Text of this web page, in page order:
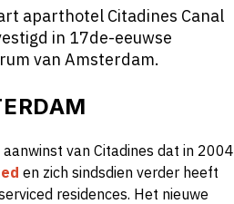
aparthotel Citadines Canal
in 17de-eeuwse
van Amsterdam.
van Citadines dat in 2004
en zich sindsdien verder heeft
residences. Het nieuwe